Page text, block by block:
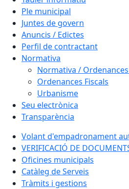
Ple municipal
Juntes de govern
Anuncis / Edictes
Perfil de contractant
Normativa
Normativa /
Ordenances Fiscals
Urbanisme
Seu electrònica
Transparència
Volant d'empadronament
VERIFICACIÓ DE
Oficines municipals
Catàleg de Serveis
Tràmits i gestions